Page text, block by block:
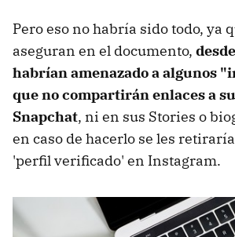
Pero eso no habría sido todo, ya
aseguran en el documento,
habrían amenazado a algunos
que no compartirán enlaces a
Snapchat, ni en sus Stories o
en caso de hacerlo se les
'perfil verificado' en Instagram.